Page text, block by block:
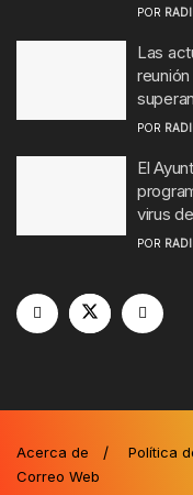
POR
Las
POR
El
virus
POR
Acerca de Política
Correo Web